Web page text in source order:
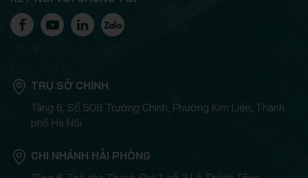
TRỤ SỞ CHÍNH
Tầng 6, Số 508 Trường Chinh, Phường Kim Liên, Thành
phố Hà Nội
CHI NHÁNH HẢI PHÒNG